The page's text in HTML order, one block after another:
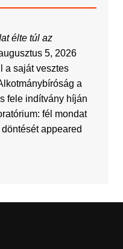
élte túl az
5, 2026
a saját vesztes
a
fele indítvány híján
fél mondat
appeared